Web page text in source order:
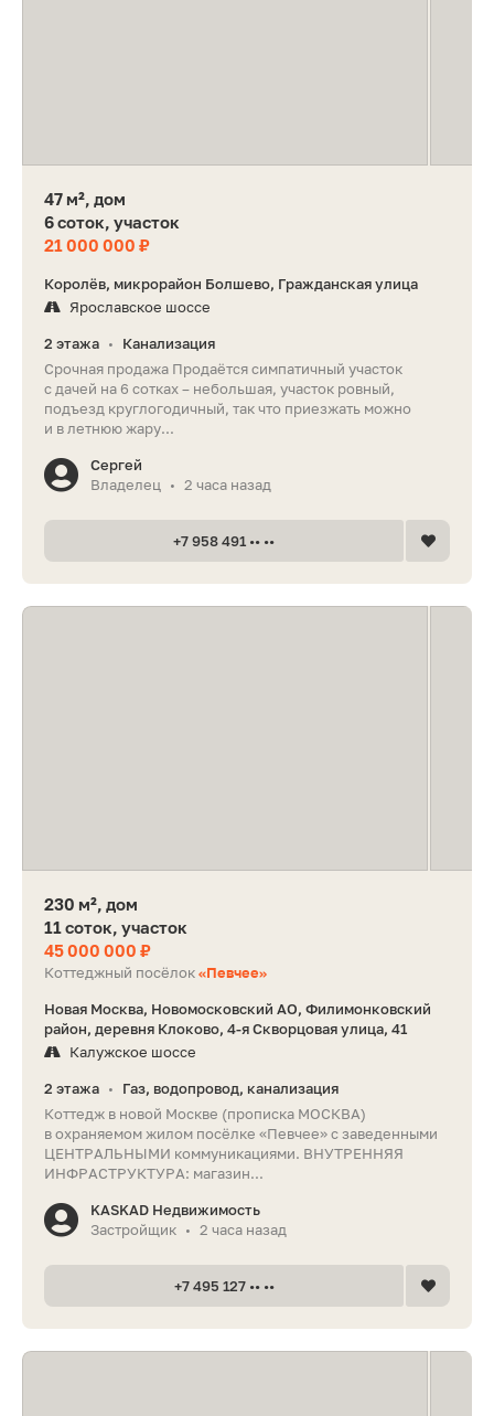
47 м², дом
6 соток, участок
21 000 000 ₽
Королёв, микрорайон Болшево, Гражданская улица
Ярославское шоссе
2 этажа •
Канализация
Срочная продажа Продаётся симпатичный участок
с дачей на 6 сотках – небольшая, участок ровный,
подъезд круглогодичный, так что приезжать можно
и в летнюю жару...
Сергей
Владелец • 2 часа назад
+7 958 491 •• ••
230 м², дом
11 соток, участок
45 000 000 ₽
Коттеджный посёлок«Певчее»
Новая Москва, Новомосковский АО, Филимонковский
район, деревня Клоково, 4-я Скворцовая улица, 41
Калужское шоссе
2 этажа •
Газ, водопровод, канализация
Коттедж в новой Москве (прописка МОСКВА)
в охраняемом жилом посёлке «Певчее» с заведенными
ЦЕНТРАЛЬНЫМИ коммуникациями. ВНУТРЕННЯЯ
ИНФРАСТРУКТУРА: магазин...
KASKAD Недвижимость
Застройщик • 2 часа назад
+7 495 127 •• ••